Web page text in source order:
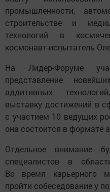
промышленности,
строительстве и
технологий в
космонавт-испытатель
На Лидер-Форуме
представление
аддитивных
выставку достижений в
с участием 10 ведущих
она состоится в формате
Отдельное внимание
специалистов в
Во время карьерного
пройти собеседование у